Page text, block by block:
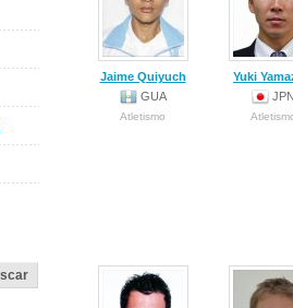
Jaime Quiyuch
GUA
Atletismo
Yuki